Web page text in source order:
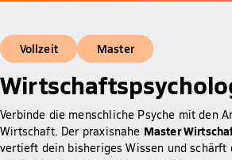
Vollzeit Master
Verbinde die menschliche Psyche mit den
Wirtschaft. Der praxisnahe Master
vertieft dein bisheriges Wissen und schärft